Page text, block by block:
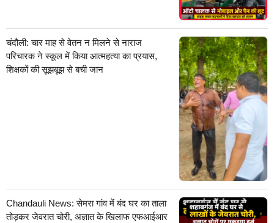
चंदौली: चार माह से वेतन न मिलने से नाराज
परिचारक ने स्कूल में किया आत्महत्या का प्रयास,
शिक्षकों की सूझबूझ से बची जान
Chandauli News: सेमरा गांव में बंद घर का ताला
तोड़कर जेवरात चोरी, अज्ञात के खिलाफ एफआईआर